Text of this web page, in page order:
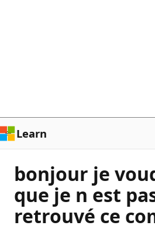
Learn
bonjour je
que je n est
retrouvé ce